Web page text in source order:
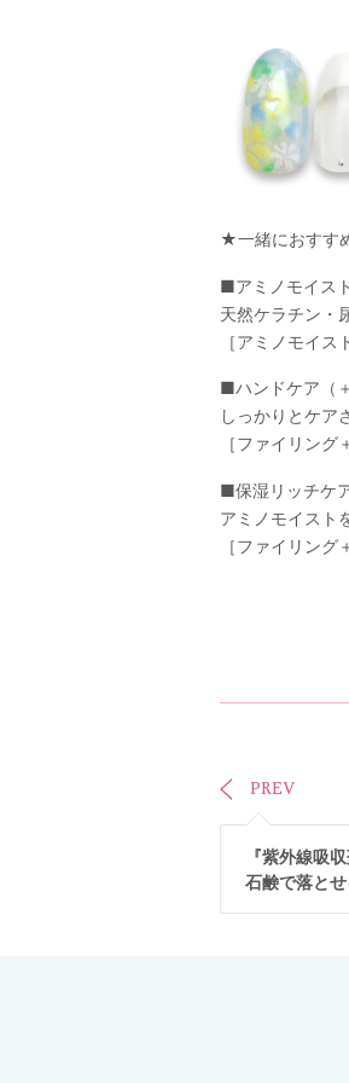
★一緒におすす
■アミノモイス
天然ケラチン・
［アミノモイス
■ハンドケア（
しっかりとケア
［ファイリン
■保湿リッチケ
アミノモイスト
［ファイリン
PREV
『紫外線吸
石鹸で落と